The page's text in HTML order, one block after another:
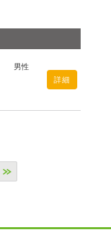
男性
詳細